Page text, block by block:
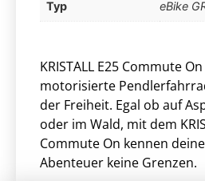
Typ eBike
KRISTALL E25 Commute
motorisierte
der Freiheit. Egal ob auf
oder im Wald, mit dem
Commute On kennen
Abenteuer keine Grenzen.